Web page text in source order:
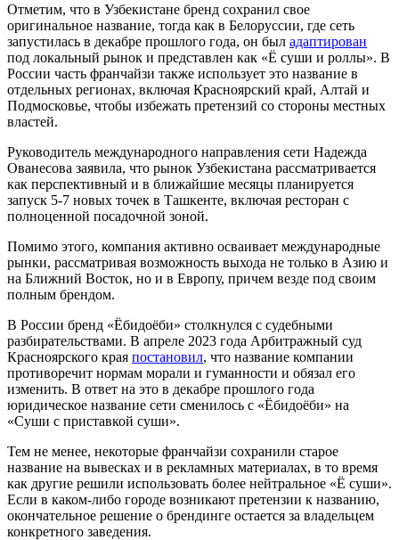
Отметим, что в Узбекистане бренд сохранил свое
оригинальное название, тогда как в Белоруссии, где сеть
запустилась в декабре прошлого года, он был адаптирован
под локальный рынок и представлен как «Ё суши и роллы». В
России часть франчайзи также использует это название в
отдельных регионах, включая Красноярский край, Алтай и
Подмосковье, чтобы избежать претензий со стороны местных
властей.
Руководитель международного направления сети Надежда
Ованесова заявила, что рынок Узбекистана рассматривается
как перспективный и в ближайшие месяцы планируется
запуск 5-7 новых точек в Ташкенте, включая ресторан с
полноценной посадочной зоной.
Помимо этого, компания активно осваивает международные
рынки, рассматривая возможность выхода не только в Азию и
на Ближний Восток, но и в Европу, причем везде под своим
полным брендом.
В России бренд «Ёбидоёби» столкнулся с судебными
разбирательствами. В апреле 2023 года Арбитражный суд
Красноярского края постановил, что название компании
противоречит нормам морали и гуманности и обязал его
изменить. В ответ на это в декабре прошлого года
юридическое название сети сменилось с «Ёбидоёби» на
«Суши с приставкой суши».
Тем не менее, некоторые франчайзи сохранили старое
название на вывесках и в рекламных материалах, в то время
как другие решили использовать более нейтральное «Ё суши».
Если в каком-либо городе возникают претензии к названию,
окончательное решение о брендинге остается за владельцем
конкретного заведения.